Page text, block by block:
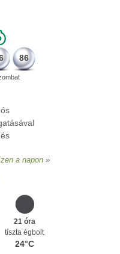
86
21 óra
tiszta égbolt
24°C